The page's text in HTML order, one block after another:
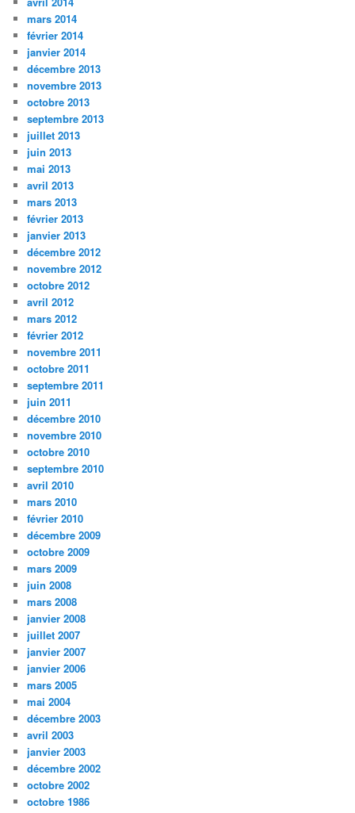
mars 2014
février 2014
janvier 2014
décembre 2013
novembre 2013
octobre 2013
septembre 2013
juillet 2013
juin 2013
mai 2013
avril 2013
mars 2013
février 2013
janvier 2013
décembre 2012
novembre 2012
octobre 2012
avril 2012
mars 2012
février 2012
novembre 2011
octobre 2011
septembre 2011
juin 2011
décembre 2010
novembre 2010
octobre 2010
septembre 2010
avril 2010
mars 2010
février 2010
décembre 2009
octobre 2009
mars 2009
juin 2008
mars 2008
janvier 2008
juillet 2007
janvier 2007
janvier 2006
mars 2005
mai 2004
décembre 2003
avril 2003
janvier 2003
décembre 2002
octobre 2002
octobre 1986